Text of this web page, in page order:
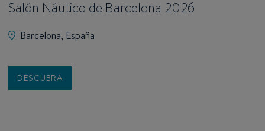
Salón Náutico de Barcelona 2026
Barcelona, España
DESCUBRA